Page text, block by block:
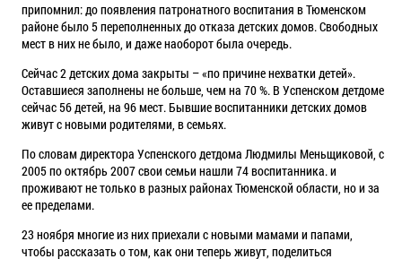
припомнил: до появления патронатного воспитания в Тюменском
районе было 5 переполненных до отказа детских домов. Свободных
мест в них не было, и даже наоборот была очередь.
Сейчас 2 детских дома закрыты – «по причине нехватки детей».
Оставшиеся заполнены не больше, чем на 70 %. В Успенском детдоме
сейчас 56 детей, на 96 мест. Бывшие воспитанники детских домов
живут с новыми родителями, в семьях.
По словам директора Успенского детдома Людмилы Меньщиковой, с
2005 по октябрь 2007 свои семьи нашли 74 воспитанника. и
проживают не только в разных районах Тюменской области, но и за
ее пределами.
23 ноября многие из них приехали с новыми мамами и папами,
чтобы рассказать о том, как они теперь живут, поделиться